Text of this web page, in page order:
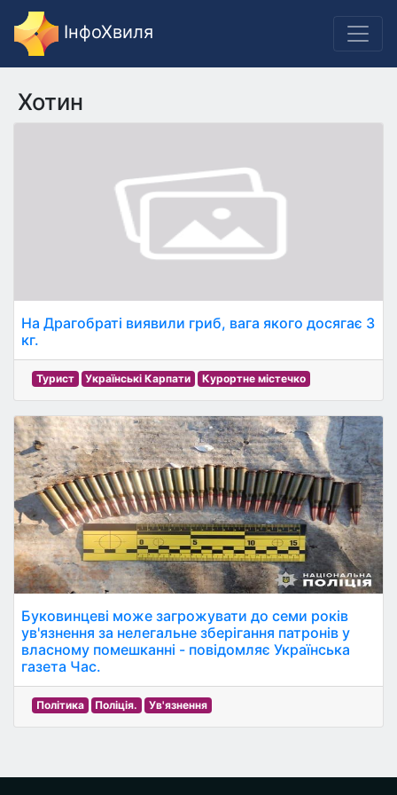
ІнфоХвиля
Хотин
На Драгобраті виявили гриб, вага якого досягає 3
кг.
Турист Українські Карпати Курортне містечко
Буковинцеві може загрожувати до семи років
ув'язнення за нелегальне зберігання патронів у
власному помешканні - повідомляє Українська
газета Час.
Політика Поліція. Ув'язнення